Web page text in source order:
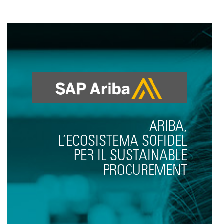
ARIBA,
L’ECOSISTEMA SOFIDEL
PER IL SUSTAINABLE
PROCUREMENT